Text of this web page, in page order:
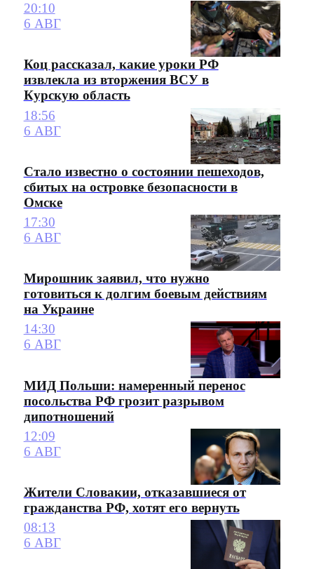
20:10
6 АВГ
Коц рассказал, какие уроки РФ
извлекла из вторжения ВСУ в
Курскую область
18:56
6 АВГ
Стало известно о состоянии пешеходов,
сбитых на островке безопасности в
Омске
17:30
6 АВГ
Мирошник заявил, что нужно
готовиться к долгим боевым действиям
на Украине
14:30
6 АВГ
МИД Польши: намеренный перенос
посольства РФ грозит разрывом
дипотношений
12:09
6 АВГ
Жители Словакии, отказавшиеся от
гражданства РФ, хотят его вернуть
08:13
6 АВГ